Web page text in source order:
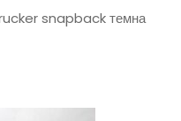
snapback темна